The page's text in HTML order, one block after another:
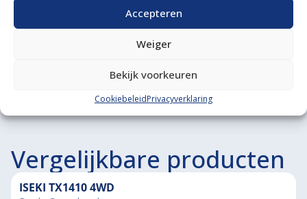
Accepteren
Weiger
Bekijk voorkeuren
CookiebeleidPrivacyverklaring
Grootste in kleine tractoren
Vergelijkbare producten
ISEKI TX1410 4WD